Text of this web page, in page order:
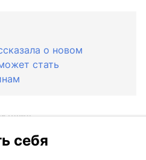
о новом
стать
себя